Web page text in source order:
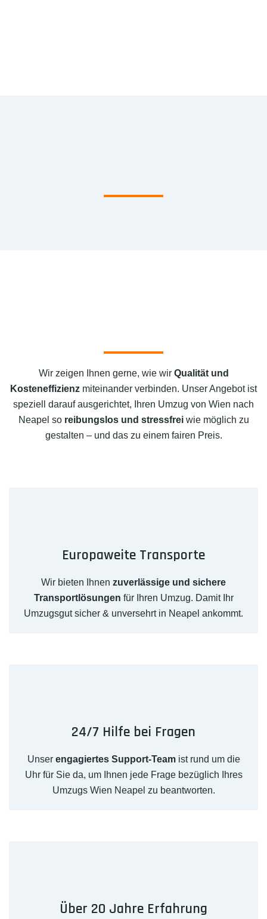
Wir zeigen Ihnen gerne, wie wir Qualität und
Kosteneffizienz miteinander verbinden. Unser Angebot ist
speziell darauf ausgerichtet, Ihren Umzug von Wien nach
Neapel so reibungslos und stressfreiwie möglich zu
gestalten – und das zu einem fairen Preis.
Europaweite Transporte
Wir bieten Ihnen zuverlässige und sichere
Transportlösungen für Ihren Umzug. Damit Ihr
Umzugsgut sicher & unversehrt in Neapel ankommt.
24/7 Hilfe bei Fragen
Unser engagiertes Support-Teamist rund um die
Uhr für Sie da, um Ihnen jede Frage bezüglich Ihres
Umzugs Wien Neapel zu beantworten.
Über 20 Jahre Erfahrung